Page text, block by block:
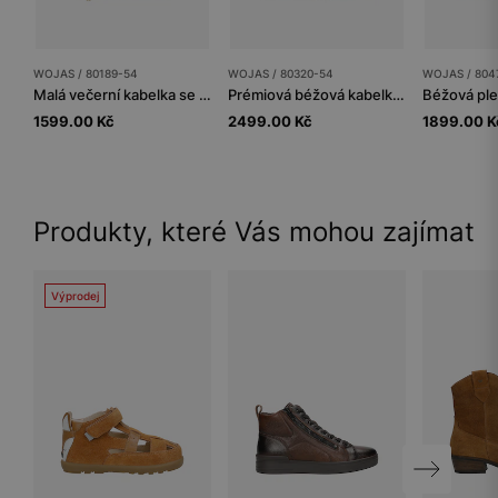
WOJAS / 80189-54
Malá večerní kabelka se zlatým řetízkem
1599.00 Kč
WOJAS / 80320-54
Prémiová béžová kabelka přes rameno crossbody z hladké kůže
2499.00 Kč
WOJAS /
1899.00
Produkty, které Vás mohou zajímat
Výprodej